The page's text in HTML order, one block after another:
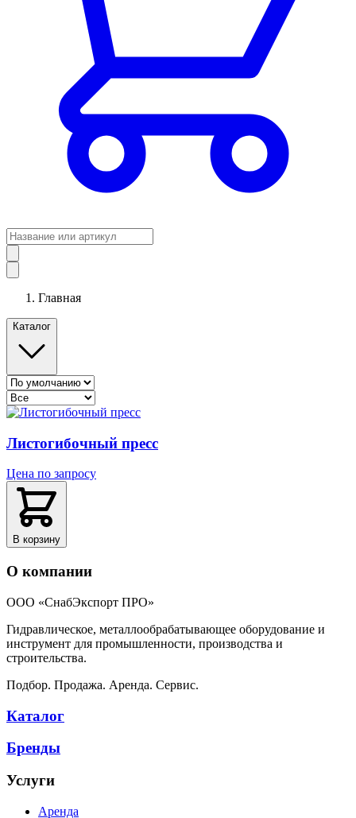
Главная
Каталог
Листогибочный пресс
Цена по запросу
В корзину
О компании
ООО «СнабЭкспорт ПРО»
Гидравлическое, металлообрабатывающее оборудование и
инструмент для промышленности, производства и
строительства.
Подбор. Продажа. Аренда. Сервис.
Каталог
Бренды
Услуги
Аренда